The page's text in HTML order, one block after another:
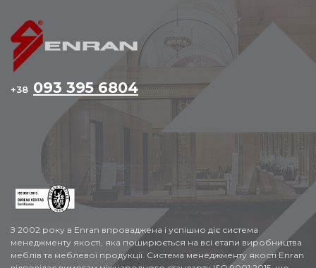
+38 093 395 6804
З 2002 року в Enran впроваджена і успішно діє система
менеджменту якості, яка поширюється на всі етапи виробництва
меблів та меблевої продукції. Система менеджменту якості Enran